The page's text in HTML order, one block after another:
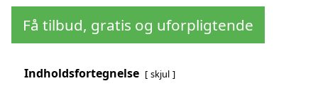
Få tilbud, gratis og uforpligtende
Indholdsfortegnelse skjul